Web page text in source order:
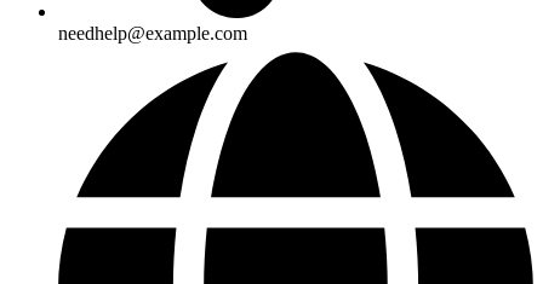
needhelp@example.com